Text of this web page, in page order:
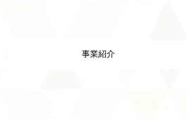
事業紹介